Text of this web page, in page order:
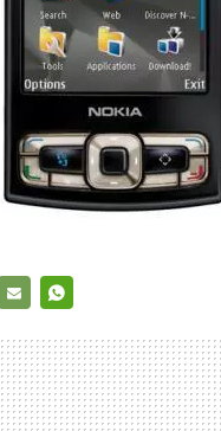
MAIL